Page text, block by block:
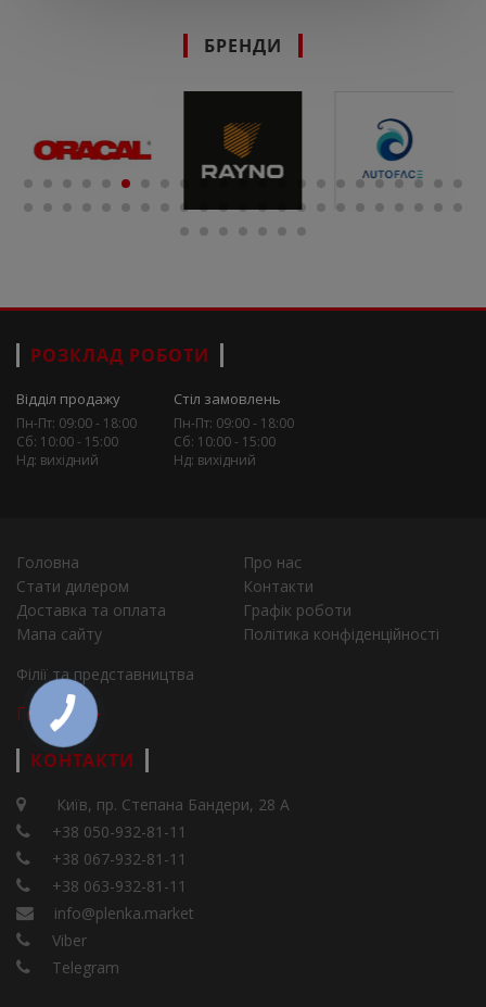
БРЕНДИ
РОЗКЛАД РОБОТИ
Відділ продажу
Пн-Пт: 09:00 - 18:00
Сб: 10:00 - 15:00
Нд: вихідний
Стіл замовлень
Пн-Пт: 09:00 - 18:00
Сб: 10:00 - 15:00
Нд: вихідний
Головна
Про нас
Стати дилером
Контакти
Доставка та оплата
Графік роботи
Мапа сайту
Політика конфіденційності
Філії та представництва
Города
КОНТАКТИ
Київ, пр. Степана Бандери, 28 А
+38 050-932-81-11
+38 067-932-81-11
+38 063-932-81-11
info@plenka.market
Viber
Telegram